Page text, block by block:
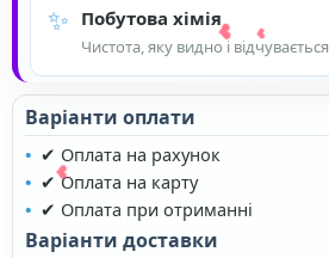
✨ Побутова хімія
Чистота, яку видно і відчувається
Варіанти оплати
✔ Оплата на рахунок
✔ Оплата на карту
✔ Оплата при отриманні
Варіанти доставки